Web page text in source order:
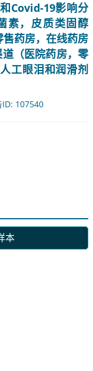
Covid-19影响分
素，皮质类固醇
药房，在线药房
（医院药房，零
工眼泪和润滑剂
107540
本